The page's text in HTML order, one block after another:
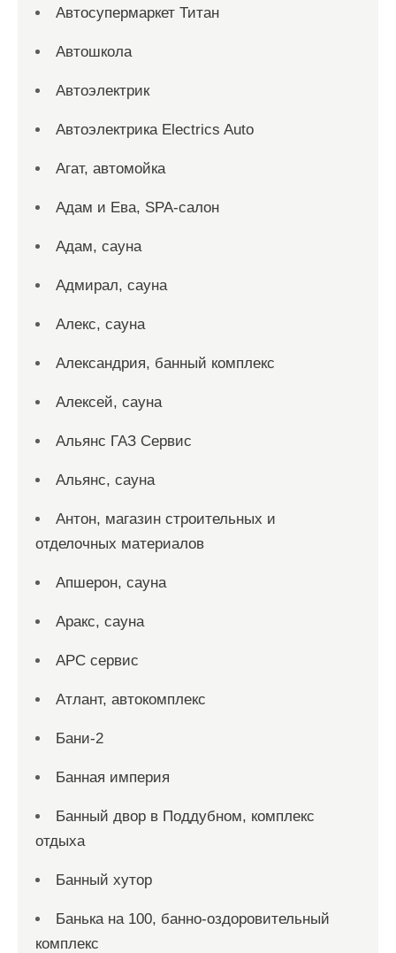
Автосупермаркет Титан
Автошкола
Автоэлектрик
Автоэлектрика Electrics Auto
Агат, автомойка
Адам и Ева, SPA-салон
Адам, сауна
Адмирал, сауна
Алекс, сауна
Александрия, банный комплекс
Алексей, сауна
Альянс ГАЗ Сервис
Альянс, сауна
Антон, магазин строительных и
отделочных материалов
Апшерон, сауна
Аракс, сауна
АРС сервис
Атлант, автокомплекс
Бани-2
Банная империя
Банный двор в Поддубном, комплекс
отдыха
Банный хутор
Банька на 100, банно-оздоровительный
комплекс